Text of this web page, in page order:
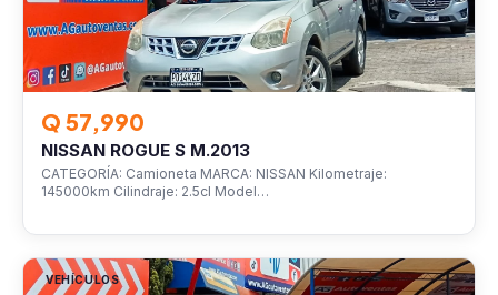
Q 57,990
NISSAN ROGUE S M.2013
CATEGORÍA: Camioneta MARCA: NISSAN Kilometraje:
145000km Cilindraje: 2.5cl Model…
VEHÍCULOS